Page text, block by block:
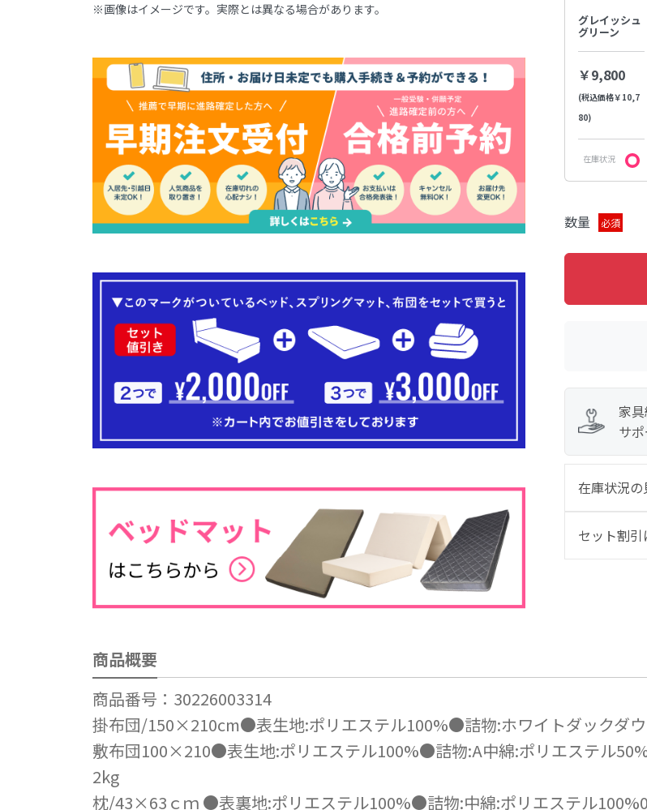
※画像はイメージです。実際とは異なる場合があります。
グレイッシュ
グリーン
￥9,800
(税込価格￥10,7
80)
在庫状況
数量 必須
家
サ
在庫状況の
セット割引
商品概要
商品番号：30226003314
掛布団/150×210cm●表生地:ポリエステル100%●詰物:ホワイトダックダ
敷布団100×210●表生地:ポリエステル100%●詰物:A中綿:ポリエステル
2kg
枕/43×63ｃｍ ●表裏地:ポリエステル100%●詰物:中綿:ポリエステル